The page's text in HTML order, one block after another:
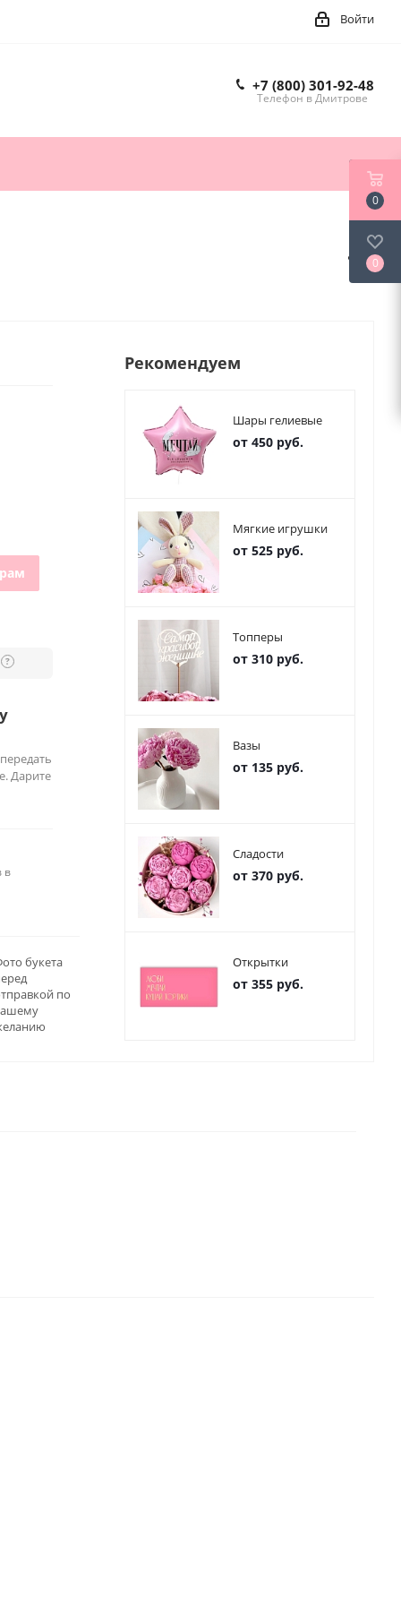
Войти
+7 (800) 301-92-48
Телефон в Дмитрове
?
Дарите
в
букета
по
Рекомендуем
Шары гелиевые
от 450 руб.
Мягкие игрушки
от 525 руб.
Топперы
от 310 руб.
Вазы
от 135 руб.
Сладости
от 370 руб.
Открытки
от 355 руб.
0
0